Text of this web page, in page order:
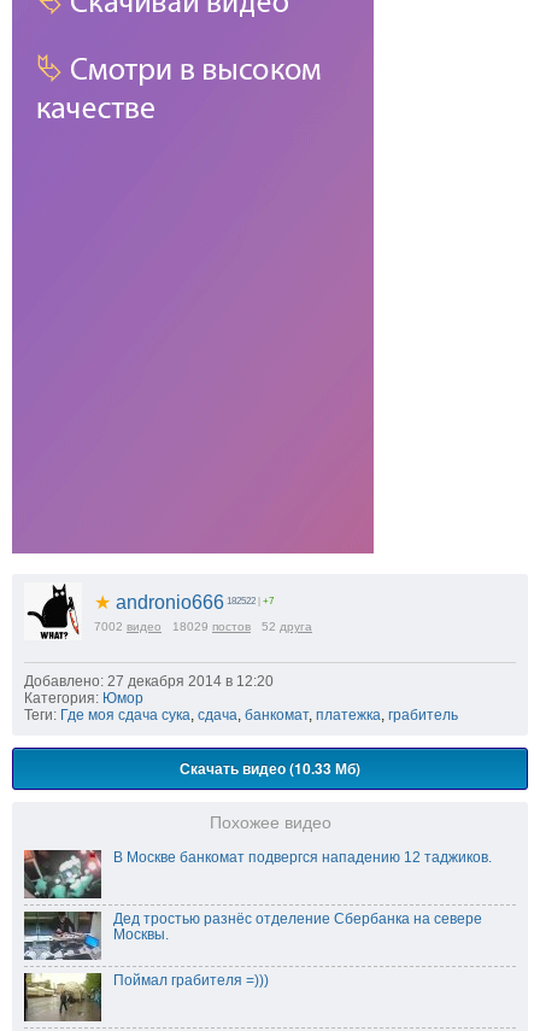
★ andronio666 182522 | +7
7002 видео 18029 постов 52 друга
Добавлено: 27 декабря 2014 в 12:20
Категория: Юмор
Теги: Где моя сдача сука сдача банкомат, платежка грабитель
Скачать видео (10.33 Мб)
Похожее видео
В Москве банкомат подвергся нападению 12 таджиков.
Дед тростью разнёс отделение Сбербанка на севере
Москвы.
Поймал грабителя =)))